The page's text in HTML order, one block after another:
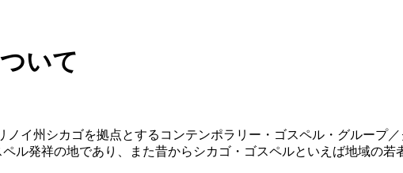
いて
ノイ州シカゴを拠点とするコンテンポラリー・ゴスペル・グループ／
ル発祥の地であり、また昔からシカゴ・ゴスペルといえば地域の